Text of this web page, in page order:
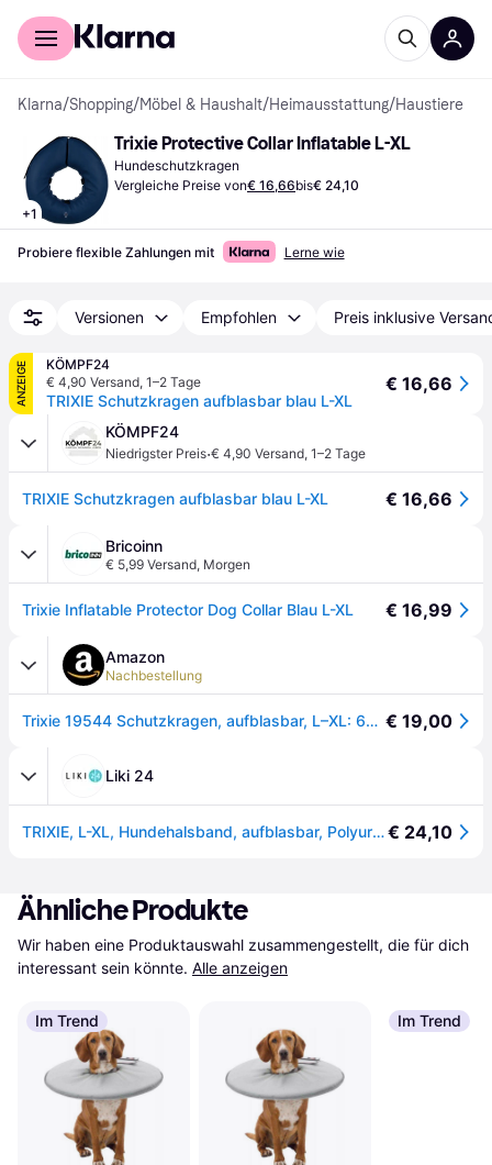
Für Shopper
Klarna/Shopping/Möbel & Haushalt/Heimausstattung/Haustiere
+1
Trixie Protective Collar Inflatable L-XL
Hundeschutzkragen
Vergleiche Preise von€ 16,66bis€ 24,10
Probiere flexible Zahlungen mit Lerne wie
Versionen Empfohlen Preis inklusive
ANZEIGE
KÖMPF24
€ 4,90 Versand, 1–2 Tage
TRIXIE Schutzkragen aufblasbar blau L-XL
€ 16,66
KÖMPF24
Niedrigster Preis·€ 4,90 Versand, 1–2 Tage
TRIXIE Schutzkragen aufblasbar blau L-XL € 16,66
Bricoinn
€ 5,99 Versand, Morgen
Trixie Inflatable Protector Dog Collar Blau L-XL € 16,99
Amazon
Nachbestellung
Trixie 19544 Schutzkragen, aufblasbar, L–XL: 66–78 cm/12 cm, blau € 19,00
Liki 24
TRIXIE, L-XL, Hundehalsband, aufblasbar, Polyurethan, 66-78cm€ 24,10
Ähnliche Produkte
Wir haben eine Produktauswahl zusammengestellt, die für dich
interessant sein könnte. Alle anzeigen
Im Trend Im Trend